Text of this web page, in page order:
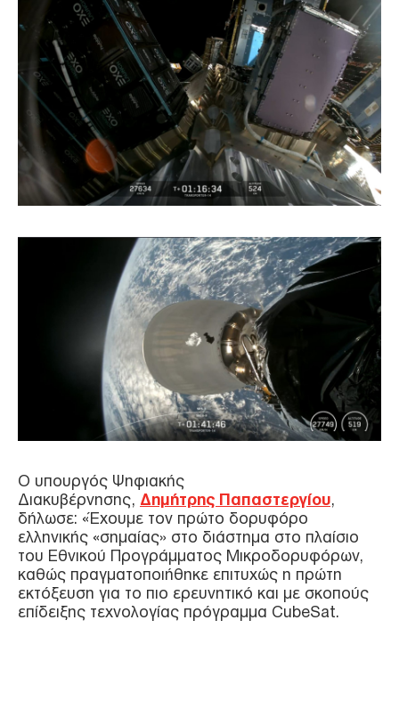
Ο υπουργός Ψηφιακής
Διακυβέρνησης, Δημήτρης Παπαστεργίου,
δήλωσε: «Έχουμε τον πρώτο δορυφόρο
ελληνικής «σημαίας» στο διάστημα στο πλαίσιο
του Εθνικού Προγράμματος Μικροδορυφόρων,
καθώς πραγματοποιήθηκε επιτυχώς η πρώτη
εκτόξευση για το πιο ερευνητικό και με σκοπούς
επίδειξης τεχνολογίας πρόγραμμα CubeSat.